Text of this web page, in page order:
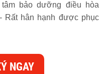
bảo dưỡng điều hòa
Rất hân hạnh được phục
NGAY